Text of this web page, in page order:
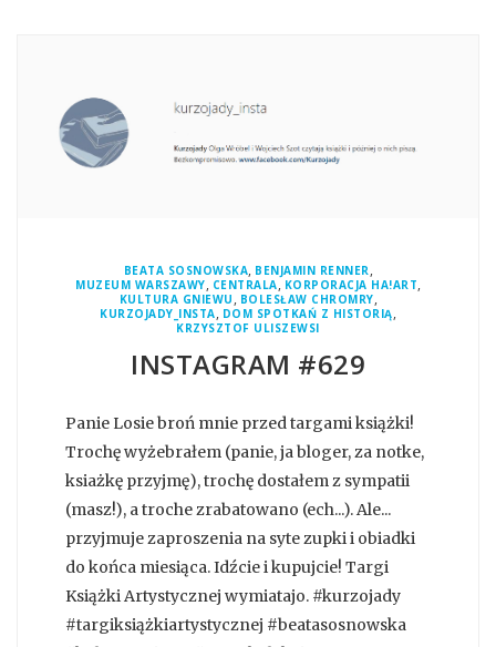
BEATA SOSNOWSKA, BENJAMIN RENNER,
MUZEUM WARSZAWY, CENTRALA, KORPORACJA HA!ART,
KULTURA GNIEWU, BOLESŁAW CHROMRY,
KURZOJADY_INSTA, DOM SPOTKAŃ Z HISTORIĄ,
KRZYSZTOF ULISZEWSI
INSTAGRAM #629
Panie Losie broń mnie przed targami książki!
Trochę wyżebrałem (panie, ja bloger, za notke,
ksiażkę przyjmę), trochę dostałem z sympatii
(masz!), a troche zrabatowano (ech...). Ale...
przyjmuje zaproszenia na syte zupki i obiadki
do końca miesiąca. Idźcie i kupujcie! Targi
Książki Artystycznej wymiatajo. #kurzojady
#targiksiążkiartystycznej #beatasosnowska